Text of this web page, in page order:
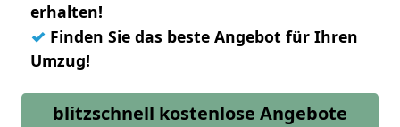
erhalten!
✓ Finden Sie das beste Angebot für Ihren
Umzug!
blitzschnell kostenlose Angebote